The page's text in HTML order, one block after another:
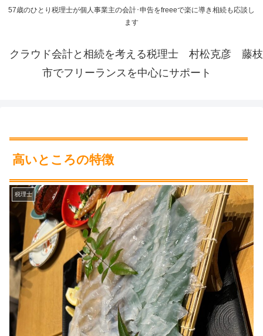
57歳のひとり税理士が個人事業主の会計･申告をfreeeで楽に導き相続も応談し
ます
クラウド会計と相続を考える税理士 村松克彦 藤枝
市でフリーランスを中心にサポート
高いところの特徴
税理士